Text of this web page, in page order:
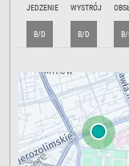
JEDZENIE
B/D
WYSTRÓJ
B/D B/